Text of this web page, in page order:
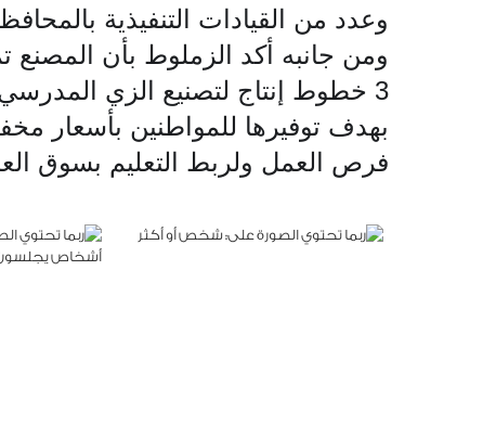
وعدد من القيادات التنفيذية
3 خطوط إنتاج لتصنيع الزي
بهدف توفيرها للمواطنين بأسعار
فرص العمل ولربط التعليم بسوق